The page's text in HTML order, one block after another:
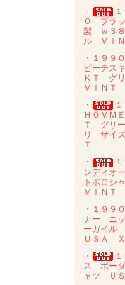
・
０ ブラ
製 ｗ３
ル ＭＩＮ
・１９９
ピーチス
ＫＴ グ
ＭＩＮＴ
・
ＨＯＭＭ
Ｔ グリ
リ サイ
Ｔ
・
ンディオ
トポロシ
ＭＩＮＴ
・１９９
ナー ニ
ーガイル
ＵＳＡ
・
ス ボー
ャツ Ｕ